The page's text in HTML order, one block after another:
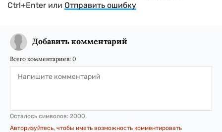
Ctrl+Enter или Отправить ошибку
Добавить комментарий
Всего комментариев: 0
Осталось символов: 2000
Авторизуйтесь, чтобы иметь возможность комментировать